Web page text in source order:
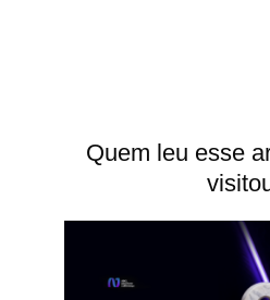
Quem leu esse